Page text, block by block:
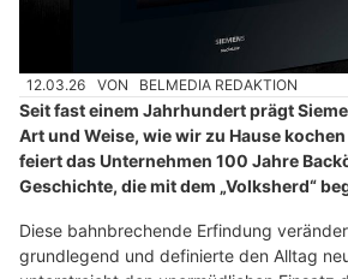
12.03.26 VON BELMEDIA REDAKTION
Seit fast einem Jahrhundert prägt
Art und Weise, wie wir zu Hause
feiert das Unternehmen 100 Jahre
Geschichte, die mit dem „Volksherd“
Diese bahnbrechende Erfindung
grundlegend und definierte den Alltag